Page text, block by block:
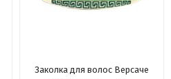
Заколка для волос Версаче